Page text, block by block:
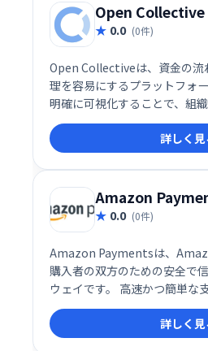
Open Collective
0.0 (0件)
Open Collectiveは、資金の流
理を容易にするプラットフォ
明確に可視化することで、組
状況を誰でも確認できます。
実現し、より良い協働を促進し
詳しく見
Amazon
0.0 (0件)
Amazon Paymentsは、
購入者の双方のための安全で
ウェイです。 高速かつ簡単な
人ものユーザーに対応してい
Amazon」と「Log In And Pay
で、スムーズな取引を実現し
詳しく見